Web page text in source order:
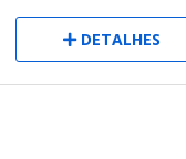
DETALHES